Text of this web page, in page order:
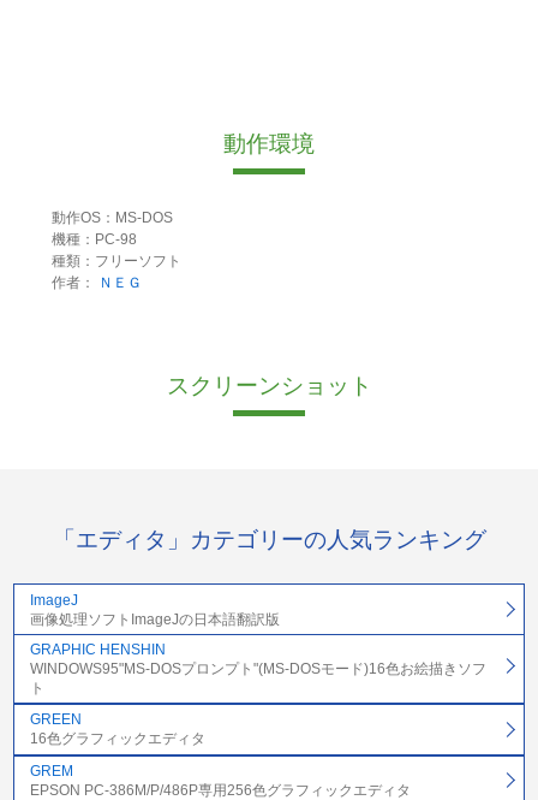
動作環境
動作OS：MS-DOS
機種：PC-98
種類：フリーソフト
作者：
ＮＥＧ
スクリーンショット
「エディタ」カテゴリーの人気ランキング
ImageJ
画像処理ソフトImageJの日本語翻訳版
GRAPHIC HENSHIN
WINDOWS95"MS-DOSプロンプト"(MS-DOSモード)16色お絵描きソフ
ト
GREEN
16色グラフィックエディタ
GREM
EPSON PC-386M/P/486P専用256色グラフィックエディタ